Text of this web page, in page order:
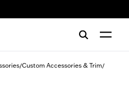
/Custom Accessories & Trim/